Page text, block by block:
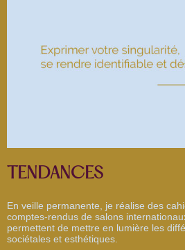
TENDANCES
En veille permanente, je réalise des
comptes-rendus de salons
permettent de mettre en lumière les
sociétales et esthétiques.